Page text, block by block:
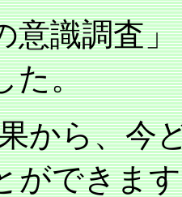
意識調査
た。
から、今
ができま